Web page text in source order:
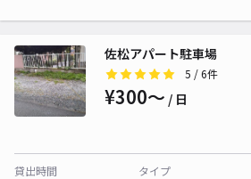
佐松アパート駐車場
5 / 6件
¥300〜 / 日
貸出時間
タイプ